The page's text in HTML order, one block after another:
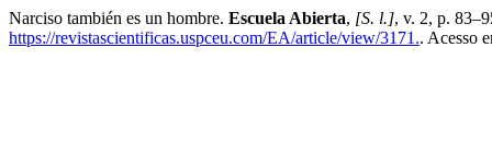
Narciso también es un hombre. Escuela Abierta, [S. l.], v. 2, p.
https://revistascientificas.uspceu.com/EA/article/view/3171.. Acesso